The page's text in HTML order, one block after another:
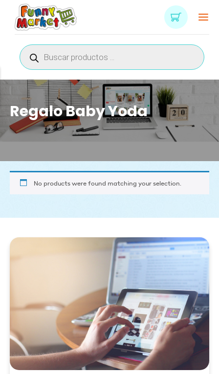
Búsqueda
de
productos
Regalo Baby Yoda
No products were found matching your selection.